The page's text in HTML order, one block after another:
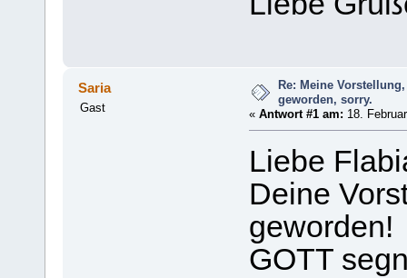
Saria
Gast
Re: Meine
geworden, sorry.
« Antwort #1 am: 18.
Liebe
Deine
geworden!
GOTT